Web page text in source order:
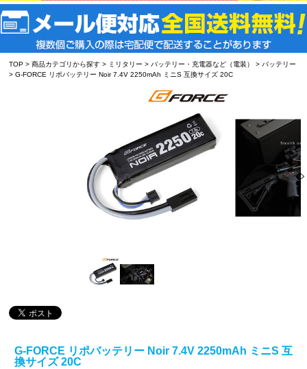
TOP >商品カテゴリから探す > ミリタリー > バッテリー・充電器など（電装） > バッテリー
> G-FORCE リポバッテリー Noir 7.4V 2250mAh ミニS 互換サイズ 20C
G-FORCE リポバッテリー Noir 7.4V 2250mAh ミニS 互
換サイズ 20C